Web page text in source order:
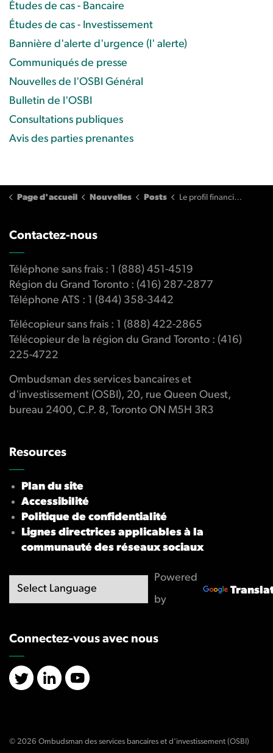
Études de cas - Bancaire
Études de cas - Investissement
Bannière d'alerte d'urgence (l' alerte)
Communiqués de presse
Nouvelles de l'OSBI Général
Bulletin de l'OSBI
Consultations publiques
Avis des parties prenantes
Page d'accueil Nouvelles Posts Le profil financier et le niveau de risque de l'investisseur ignorés par le conseiller
Contactez-nous
Téléphone sans frais : 1 (888) 451-4519
Région du Grand Toronto : (416) 287-2877
Téléphone ATS : 1 (844) 358-3442
Télécopieur sans frais : 1 (888) 422-2865
Télécopieur de la région du Grand Toronto : (416)
225-4722
Ombudsman des services bancaires et
d'investissement (OSBI), 20, rue Queen Ouest,
bureau 2400, C.P. 8, Toronto ON M5H 3R3
Resources
Plan du site
Accessibilité
Politique de confidentialité
Lignes directrices applicables à la
communauté des réseaux sociaux
Powered
by
Connectez-vous avec nous
X/TwitterLinkedInYouTube
© 2026 Ombudsman des services bancaires et d'investissement (OSBI)